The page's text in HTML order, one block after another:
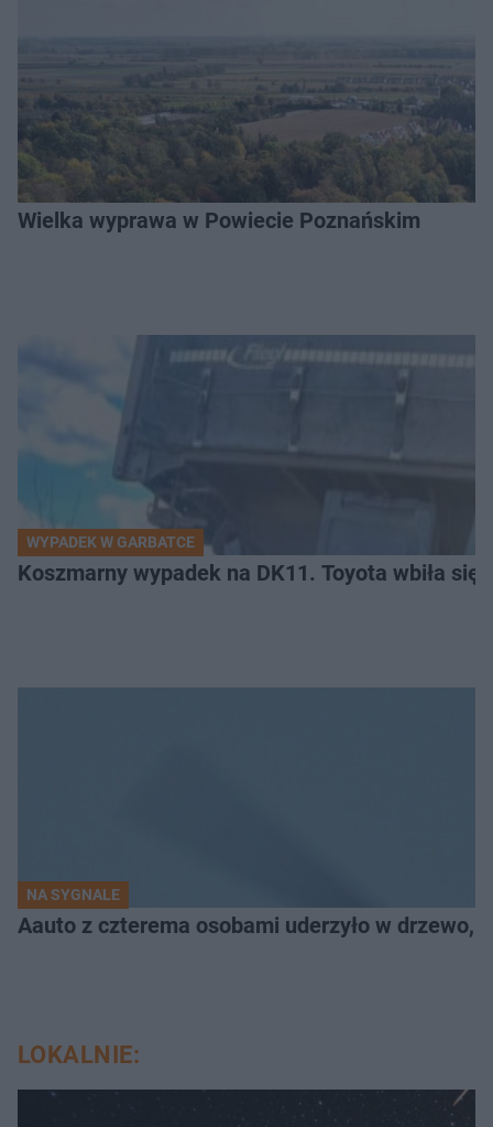
Wielka wyprawa w Powiecie Poznańskim
WYPADEK W GARBATCE
Koszmarny wypadek na DK11. Toyota wbiła się
NA SYGNALE
Aauto z czterema osobami uderzyło w drzewo,
LOKALNIE: